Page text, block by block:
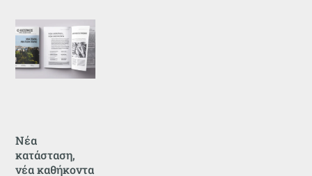
Νέα
κατάσταση,
νέα καθήκοντα